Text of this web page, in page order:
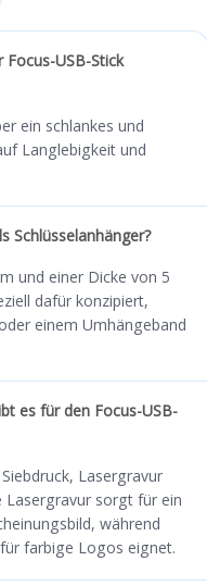
USB-Stick
ein schlankes und
Langlebigkeit und
Schlüsselanhänger?
und einer Dicke von 5
dafür konzipiert,
einem Umhängeband
es für den Focus-USB-
Lasergravur
Lasergravur sorgt für ein
während
farbige Logos eignet.